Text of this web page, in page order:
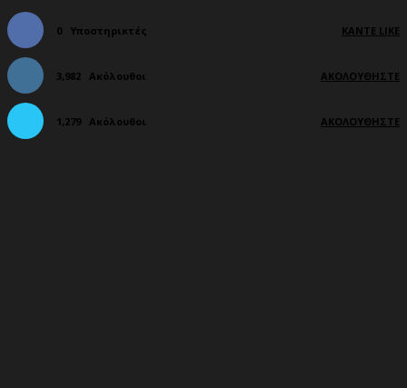
0 Υποστηρικτές ΚΆΝΤΕ LIKE
3,982 Ακόλουθοι ΑΚΟΛΟΥΘΉΣΤΕ
1,279 Ακόλουθοι ΑΚΟΛΟΥΘΉΣΤΕ